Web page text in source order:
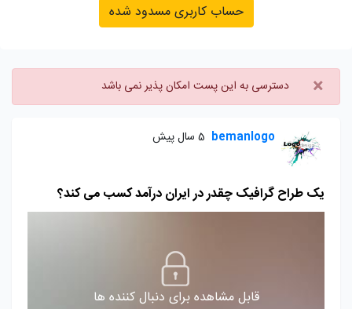
حساب کاربری مسدود شده
× دسترسی به این پست امکان پذیر نمی باشد
bemanlogo 5 سال پیش
یک طراح گرافیک چقدر در ایران درآمد کسب می کند؟
قابل مشاهده برای دنبال کننده ها